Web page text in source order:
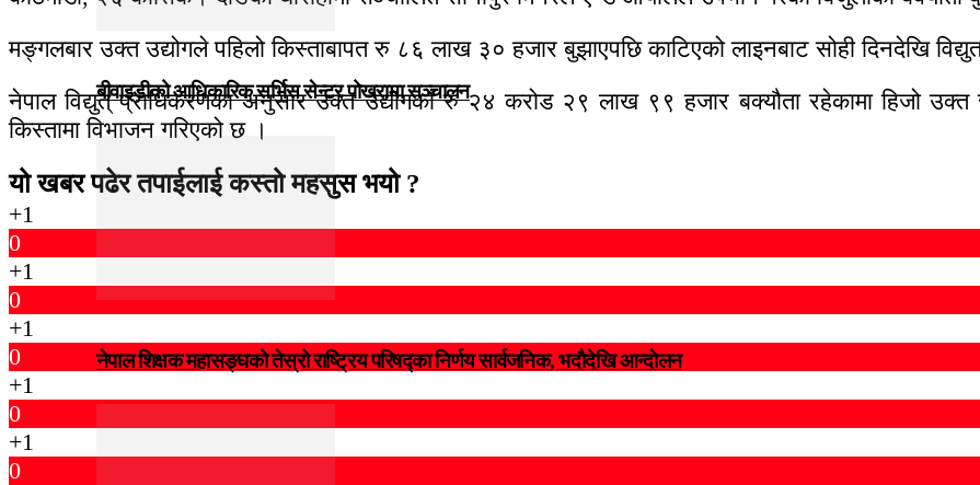
बीवाइडीको आधिकारिक सर्भिस सेन्टर पोखरामा सञ्चालन
नेपाल शिक्षक महासङ्घको तेस्रो राष्ट्रिय परिषद्का निर्णय सार्वजनिक, भदाैदेखि आन्दाेलन
मङ्गलबार उक्त उद्योगले पहिलो किस्ताबापत रु ८६ लाख ३० हजार बुझाएपछि काटिएको लाइनबाट सोही दिनदेखि
नेपाल विद्युत् प्राधिकरणका अनुसार उक्त उद्योगको रु २४ करोड २९ लाख ९९ हजार बक्यौता रहेकामा हिजो उक्त
किस्तामा विभाजन गरिएको छ ।
यो खबर पढेर तपाईलाई कस्तो महसुस भयो ?
+1
0
+1
0
+1
0
+1
0
+1
0